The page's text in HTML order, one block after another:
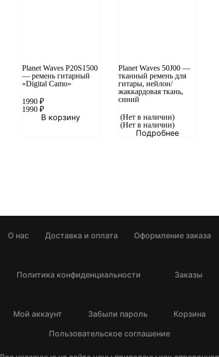
Planet Waves P20S1500
— ремень гитарный
«Digital Camo»
1990 ₽
1990 ₽
В корзину
Planet Waves 50J00 —
тканный ремень для
гитары, нейлон/
жаккардовая ткань,
синий
(Нет в наличии)
(Нет в наличии)
Подробнее
О нас Доставка и оплата Оформление заказа
Политика конфиденциальности Заказы
Мой аккаунт Забыли пароль
Корзина
Пользовательское соглашение